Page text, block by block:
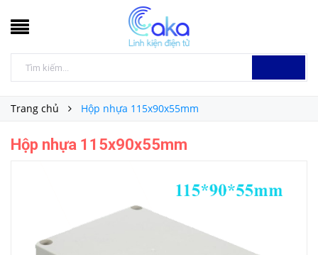
Trang chủ Hộp nhựa 115x90x55mm
Hộp nhựa 115x90x55mm